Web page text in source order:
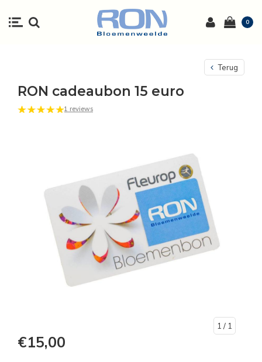
0
Terug
RON cadeaubon 15 euro
1 reviews
1 / 1
€15,00